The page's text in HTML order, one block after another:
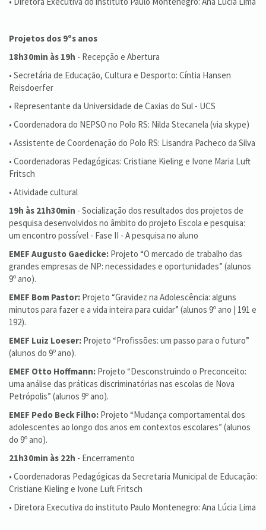
Projetos dos 9ºs anos
18h30min às 19h - Recepção e Abertura
• Secretária de Educação, Cultura e Desporto: Cíntia Hansen
Reisdoerfer
• Representante da Universidade de Caxias do Sul - UCS
• Coordenadora do NEPSO no Polo RS: Nilda Stecanela (via skype)
• Assistente de Coordenação do Polo RS: Lisandra Pacheco da Silva
• Coordenadoras Pedagógicas: Cristiane Kieling e Ivone Maria Luft
Fritsch
• Atividade cultural
19h às 21h30min - Socialização dos resultados dos projetos de
pesquisa desenvolvidos no âmbito do projeto Escola e pesquisa:
um encontro possível - Fase II - A pesquisa no aluno
EMEF Augusto Gaedicke: Projeto “O mercado de trabalho das
grandes empresas de NP: necessidades e oportunidades” (alunos
9º ano).
EMEF Bom Pastor: Projeto “Gravidez na Adolescência: alguns
minutos para fazer e a vida inteira para cuidar” (alunos 9º ano | 191 e
192).
EMEF Luiz Loeser: Projeto “Profissões: um passo para o futuro”
(alunos do 9º ano).
EMEF Otto Hoffmann: Projeto “Desconstruindo o Preconceito:
uma análise das práticas discriminatórias nas escolas de Nova
Petrópolis” (alunos 9º ano).
EMEF Pedo Beck Filho: Projeto “Mudança comportamental dos
adolescentes ao longo dos anos em contextos escolares” (alunos
do 9º ano).
21h30min às 22h - Encerramento
• Coordenadoras Pedagógicas da Secretaria Municipal de Educação:
Cristiane Kieling e Ivone Luft Fritsch
• Diretora Executiva do instituto Paulo Montenegro: Ana Lúcia Lima